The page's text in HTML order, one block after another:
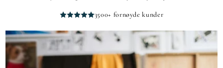
3500+ fornøyde kunder